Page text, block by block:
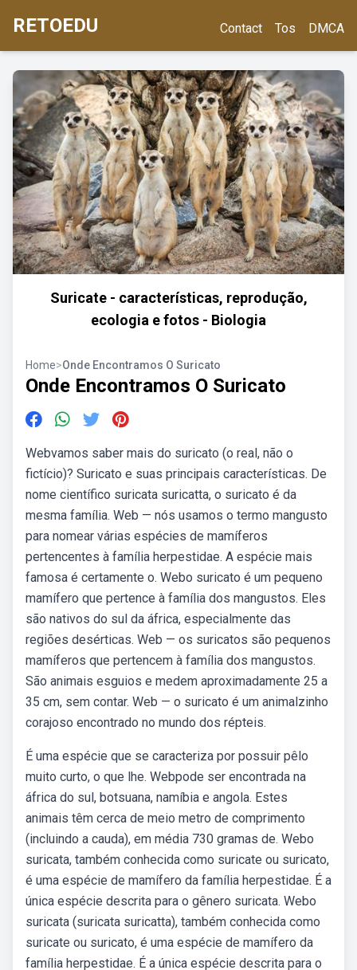
RETOEDU Contact Tos DMCA
Suricate - características, reprodução,
ecologia e fotos - Biologia
Home>Onde Encontramos O Suricato
Onde Encontramos O Suricato
Webvamos saber mais do suricato (o real, não o
fictício)? Suricato e suas principais características. De
nome científico suricata suricatta, o suricato é da
mesma família. Web — nós usamos o termo mangusto
para nomear várias espécies de mamíferos
pertencentes à família herpestidae. A espécie mais
famosa é certamente o. Webo suricato é um pequeno
mamífero que pertence à família dos mangustos. Eles
são nativos do sul da áfrica, especialmente das
regiões desérticas. Web — os suricatos são pequenos
mamíferos que pertencem à família dos mangustos.
São animais esguios e medem aproximadamente 25 a
35 cm, sem contar. Web — o suricato é um animalzinho
corajoso encontrado no mundo dos répteis.
É uma espécie que se caracteriza por possuir pêlo
muito curto, o que lhe. Webpode ser encontrada na
áfrica do sul, botsuana, namíbia e angola. Estes
animais têm cerca de meio metro de comprimento
(incluindo a cauda), em média 730 gramas de. Webo
suricata, também conhecida como suricate ou suricato,
é uma espécie de mamífero da família herpestidae. É a
única espécie descrita para o gênero suricata. Webo
suricata (suricata suricatta), também conhecida como
suricate ou suricato, é uma espécie de mamífero da
família herpestidae. É a única espécie descrita para o